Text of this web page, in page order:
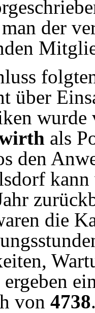
der
über
als
den
die
von 4738